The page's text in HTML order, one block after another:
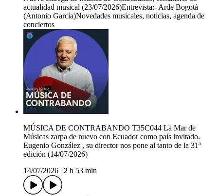
actualidad musical (23/07/2026)Entrevista:- Arde Bogotá
(Antonio García)Novedades musicales, noticias, agenda de
conciertos
MÚSICA DE CONTRABANDO T35C044 La Mar de
Músicas zarpa de nuevo con Ecuador como país invitado.
Eugenio González , su director nos pone al tanto de la 31ª
edición (14/07/2026)
14/07/2026
2 h 53 min